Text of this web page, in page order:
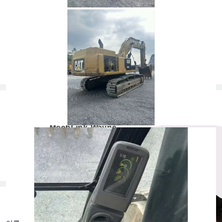
중국 본토
* 사용 시간과 상태는 등록 시점에 기록된 것이며 변경될 수 있습니다. 최신 정
보는 영업 담당자에게 문의해 주세요.
MechLink-Wayne
전화
+852 69516013
이메일：wayne@mechandlink.com
공급업체：Shenzhen Jilian Yihao
무료 상담 받기